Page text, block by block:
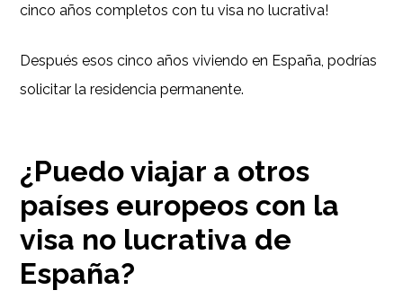
cinco años completos con tu visa no lucrativa!
Después esos cinco años viviendo en España, podrías
solicitar la residencia permanente.
¿Puedo viajar a otros
países europeos con la
visa no lucrativa de
España?